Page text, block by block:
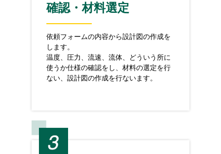
確認・材料選定
依頼フォームの内容から設計図の作成を
します。
温度、圧力、流速、流体、どういう所に
使うか仕様の確認をし、材料の選定を行
ない、設計図の作成を行ないます。